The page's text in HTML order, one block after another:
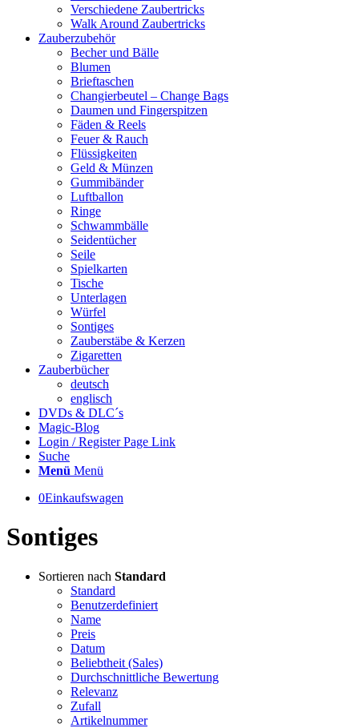
Verschiedene Zaubertricks
Walk Around Zaubertricks
Zauberzubehör
Becher und Bälle
Blumen
Brieftaschen
Changierbeutel – Change Bags
Daumen und Fingerspitzen
Fäden & Reels
Feuer & Rauch
Flüssigkeiten
Geld & Münzen
Gummibänder
Luftballon
Ringe
Schwammbälle
Seidentücher
Seile
Spielkarten
Tische
Unterlagen
Würfel
Sontiges
Zauberstäbe & Kerzen
Zigaretten
Zauberbücher
deutsch
englisch
DVDs & DLC´s
Magic-Blog
Login / Register Page Link
Suche
Menü Menü
0Einkaufswagen
Sontiges
Sortieren nach Standard
Standard
Benutzerdefiniert
Name
Preis
Datum
Beliebtheit (Sales)
Durchschnittliche Bewertung
Relevanz
Zufall
Artikelnummer